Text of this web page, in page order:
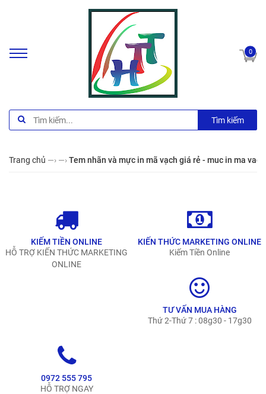
0
Tìm kiếm
Trang chủ —› —›Tem nhãn và mực in mã vạch giá rẻ - muc in ma vach
KIẾM TIỀN ONLINE
HỖ TRỢ KIẾN THỨC MARKETING
ONLINE
KIẾN THỨC MARKETING ONLINE
Kiếm Tiền Online
TƯ VẤN MUA HÀNG
Thứ 2-Thứ 7 : 08g30 - 17g30
0972 555 795
HỖ TRỢ NGAY